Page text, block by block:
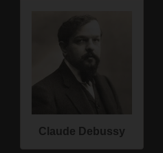
Claude Debussy